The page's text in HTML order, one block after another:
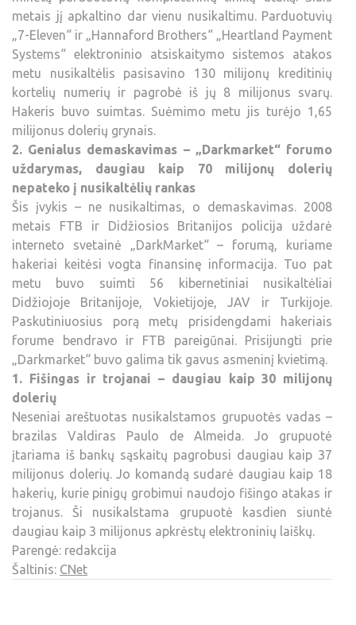
metais jį apkaltino dar vienu nusikaltimu. Parduotuvių
„7-Eleven“ ir „Hannaford Brothers“ „Heartland Payment
Systems“ elektroninio atsiskaitymo sistemos atakos
metu nusikaltėlis pasisavino 130 milijonų kreditinių
kortelių numerių ir pagrobė iš jų 8 milijonus svarų.
Hakeris buvo suimtas. Suėmimo metu jis turėjo 1,65
milijonus dolerių grynais.
2. Genialus demaskavimas – „Darkmarket“ forumo
uždarymas, daugiau kaip 70 milijonų dolerių
nepateko į nusikaltėlių rankas
Šis įvykis – ne nusikaltimas, o demaskavimas. 2008
metais FTB ir Didžiosios Britanijos policija uždarė
interneto svetainė „DarkMarket“ – forumą, kuriame
hakeriai keitėsi vogta finansinę informacija. Tuo pat
metu buvo suimti 56 kibernetiniai nusikaltėliai
Didžiojoje Britanijoje, Vokietijoje, JAV ir Turkijoje.
Paskutiniuosius porą metų prisidengdami hakeriais
forume bendravo ir FTB pareigūnai. Prisijungti prie
„Darkmarket“ buvo galima tik gavus asmeninį kvietimą.
1. Fišingas ir trojanai – daugiau kaip 30 milijonų
dolerių
Neseniai areštuotas nusikalstamos grupuotės vadas –
brazilas Valdiras Paulo de Almeida. Jo grupuotė
įtariama iš bankų sąskaitų pagrobusi daugiau kaip 37
milijonus dolerių. Jo komandą sudarė daugiau kaip 18
hakerių, kurie pinigų grobimui naudojo fišingo atakas ir
trojanus. Ši nusikalstama grupuotė kasdien siuntė
daugiau kaip 3 milijonus apkrėstų elektroninių laiškų.
Parengė: redakcija
Šaltinis: CNet